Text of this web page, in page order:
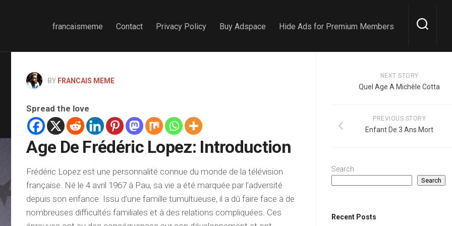
francaismeme Contact Privacy Policy Buy Adspace Hide Ads for Premium Members
BY FRANCAIS MEME
Spread the love
Age De Frédéric Lopez: Introduction
Frédéric Lopez est une personnalité connue du monde de la télévision
française. Né le 4 avril 1967 à Pau, sa vie a été marquée par l’adversité
depuis son enfance. Issu d’une famille tumultueuse, il a dû faire face à de
nombreuses difficultés familiales et à des relations compliquées. Ces
NEXT STORY
Quel Age A Michèle Cotta
PREVIOUS STORY
Enfant De 3 Ans Mort
Search
Search
Recent Posts